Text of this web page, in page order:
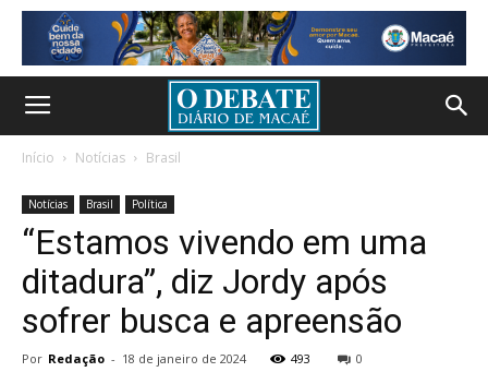
Início Notícias Brasil
Notícias Brasil Política
“Estamos vivendo em uma
ditadura”, diz Jordy após
sofrer busca e apreensão
Por Redação - 18 de janeiro de 2024 493 0